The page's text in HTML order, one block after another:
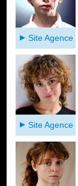
Site Agence
Site Agence